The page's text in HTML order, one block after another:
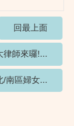
回最上面
律師來囉!...
/南區婦女...